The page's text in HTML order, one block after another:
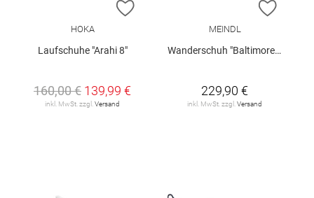
ZUR WUNSCHLISTE HINZUFÜGEN
HOKA
Laufschuhe "Arahi 8"
160,00 € 139,99 €
inkl. MwSt. zzgl. Versand
ZUR
MEINDL
Wanderschuh "Baltimore GTX"
229,90 €
inkl. MwSt. zzgl. Versand